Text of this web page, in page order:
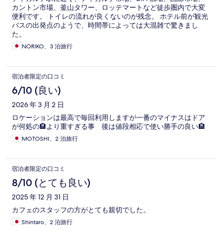
カントン市場、釜山タワー、ロッテマートなど徒歩圏内で大変
便利です。 トイレの流れが良くないのが残念。 ホテル前が観光
バスの出発点のようで、時間帯によっては大混雑で驚きまし
た。
NORIKO、3 泊旅行
宿泊者限定の口コミ
6/10 (良い)
2026 年 3 月 2 日
ロケーションは最高で毎回利用しますが一番のマイナスはドア
が何処の🏨より重すぎる事 後は値段相応で使い勝手の良い🏨
MOTOSHI、2 泊旅行
宿泊者限定の口コミ
8/10 (とても良い)
2025 年 12 月 31 日
カフェのスタッフの方がとても親切でした。
Shintaro、2 泊旅行